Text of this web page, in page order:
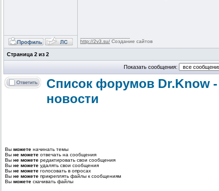
http://2v3.su/ Создание сайтов
Страница 2 из 2
Показать сообщения:
Список форумов Dr.Know
новости
Вы можете начинать темы
Вы не можете отвечать на сообщения
Вы не можете редактировать свои сообщения
Вы не можете удалять свои сообщения
Вы не можете голосовать в опросах
Вы не можете прикреплять файлы к сообщениям
Вы можете скачивать файлы